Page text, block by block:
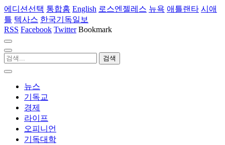
에디션선택 통합홈 English 로스엔젤레스 뉴욕 애틀랜타 시애
틀 텍사스 한국기독일보
RSS Facebook Twitter Bookmark
뉴스
기독교
경제
라이프
오피니언
기독대학